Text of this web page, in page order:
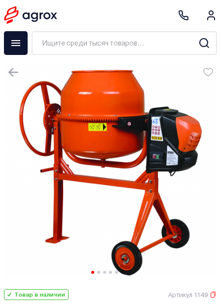
Товар в наличии Артикул 1149